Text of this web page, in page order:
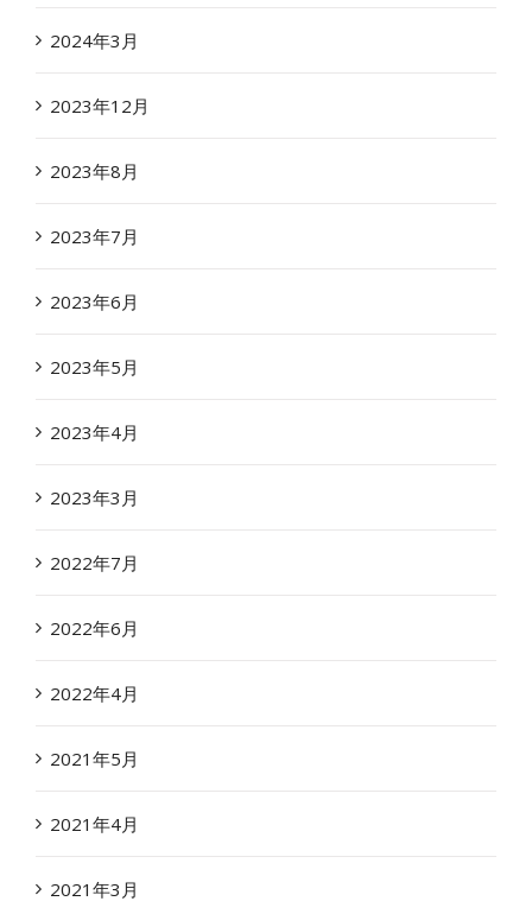
2024年3月
2023年12月
2023年8月
2023年7月
2023年6月
2023年5月
2023年4月
2023年3月
2022年7月
2022年6月
2022年4月
2021年5月
2021年4月
2021年3月